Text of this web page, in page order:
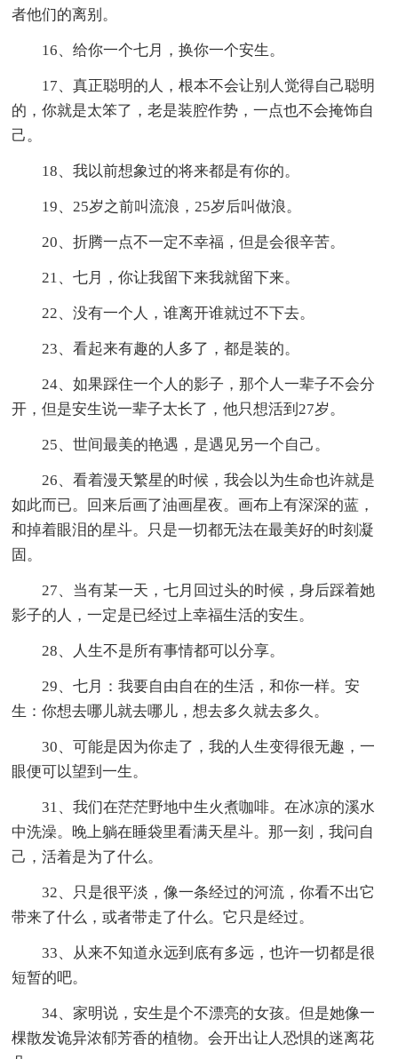
者他们的离别。
16、给你一个七月，换你一个安生。
17、真正聪明的人，根本不会让别人觉得自己聪明
的，你就是太笨了，老是装腔作势，一点也不会掩饰自
己。
18、我以前想象过的将来都是有你的。
19、25岁之前叫流浪，25岁后叫做浪。
20、折腾一点不一定不幸福，但是会很辛苦。
21、七月，你让我留下来我就留下来。
22、没有一个人，谁离开谁就过不下去。
23、看起来有趣的人多了，都是装的。
24、如果踩住一个人的影子，那个人一辈子不会分
开，但是安生说一辈子太长了，他只想活到27岁。
25、世间最美的艳遇，是遇见另一个自己。
26、看着漫天繁星的时候，我会以为生命也许就是
如此而已。回来后画了油画星夜。画布上有深深的蓝，
和掉着眼泪的星斗。只是一切都无法在最美好的时刻凝
固。
27、当有某一天，七月回过头的时候，身后踩着她
影子的人，一定是已经过上幸福生活的安生。
28、人生不是所有事情都可以分享。
29、七月：我要自由自在的生活，和你一样。安
生：你想去哪儿就去哪儿，想去多久就去多久。
30、可能是因为你走了，我的人生变得很无趣，一
眼便可以望到一生。
31、我们在茫茫野地中生火煮咖啡。在冰凉的溪水
中洗澡。晚上躺在睡袋里看满天星斗。那一刻，我问自
己，活着是为了什么。
32、只是很平淡，像一条经过的河流，你看不出它
带来了什么，或者带走了什么。它只是经过。
33、从来不知道永远到底有多远，也许一切都是很
短暂的吧。
34、家明说，安生是个不漂亮的女孩。但是她像一
棵散发诡异浓郁芳香的植物。会开出让人恐惧的迷离花